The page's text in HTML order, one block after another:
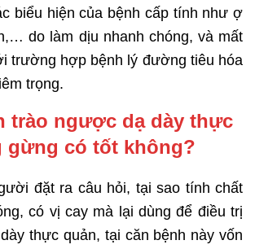
biểu hiện của bệnh cấp tính như ợ
do làm dịu nhanh chóng, và mất
trường hợp bệnh lý đường tiêu hóa
trọng.
trào ngược dạ dày thực
gừng có tốt không?
đặt ra câu hỏi, tại sao tính chất
có vị cay mà lại dùng để điều trị
thực quản, tại căn bệnh này vốn